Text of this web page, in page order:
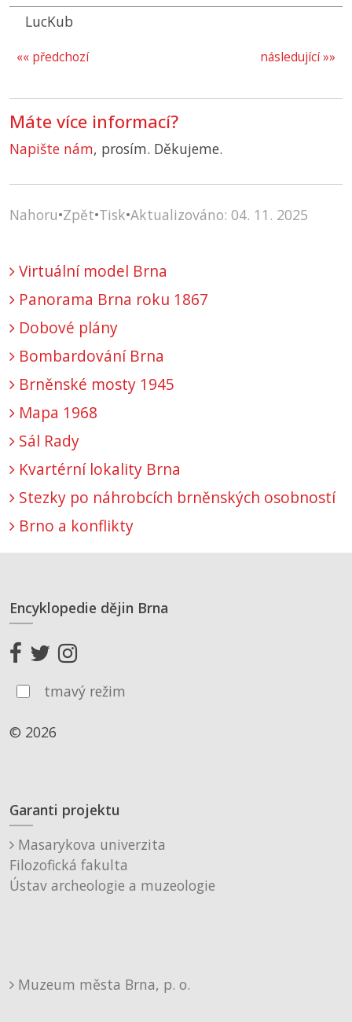
LucKub
následující »»
«« předchozí
Máte více informací?
Napište nám, prosím. Děkujeme.
Nahoru•Zpět•Tisk•Aktualizováno: 04. 11. 2025
Virtuální model Brna
Panorama Brna roku 1867
Dobové plány
Bombardování Brna
Brněnské mosty 1945
Mapa 1968
Sál Rady
Kvartérní lokality Brna
Stezky po náhrobcích brněnských osobností
Brno a konflikty
Encyklopedie dějin Brna
tmavý režim
© 2026
Garanti projektu
Masarykova univerzita
Filozofická fakulta
Ústav archeologie a muzeologie
Muzeum města Brna, p. o.